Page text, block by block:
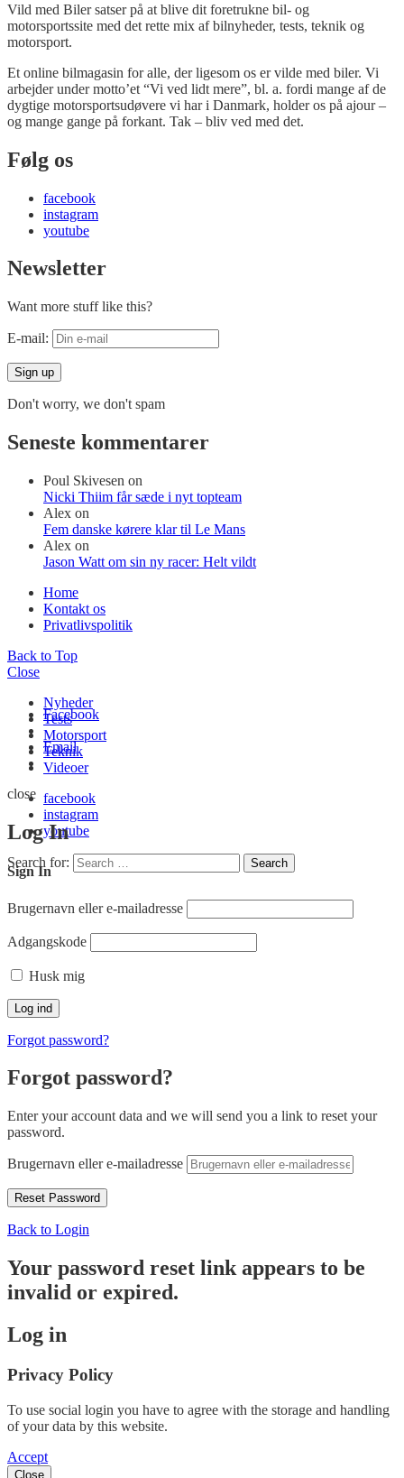
Vild med Biler satser på at blive dit foretrukne bil- og
motorsportssite med det rette mix af bilnyheder, tests, teknik og
motorsport.
Et online bilmagasin for alle, der ligesom os er vilde med biler. Vi
arbejder under motto’et “Vi ved lidt mere”, bl. a. fordi mange af de
dygtige motorsportsudøvere vi har i Danmark, holder os på ajour –
og mange gange på forkant. Tak – bliv ved med det.
Følg os
facebook
instagram
youtube
Newsletter
Want more stuff like this?
E-mail:
Don't worry, we don't spam
Seneste kommentarer
Poul Skivesen on
Nicki Thiim får sæde i nyt topteam
Alex on
Fem danske kørere klar til Le Mans
Alex on
Jason Watt om sin ny racer: Helt vildt
Home
Kontakt os
Privatlivspolitik
Back to Top
Close
Nyheder
Tests
Motorsport
Teknik
Videoer
facebook
instagram
youtube
Search for: Search
Facebook
Email
close
Log In
Sign In
Brugernavn eller e-mailadresse
Adgangskode
Husk mig
Forgot password?
Forgot password?
Enter your account data and we will send you a link to reset your
password.
Brugernavn eller e-mailadresse
Back to Login
Your password reset link appears to be
invalid or expired.
Log in
Privacy Policy
To use social login you have to agree with the storage and handling
of your data by this website.
Accept
Close